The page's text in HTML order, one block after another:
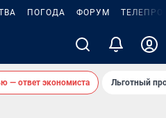
ПОГОДА ФОРУМ
— ответ экономиста Льготный